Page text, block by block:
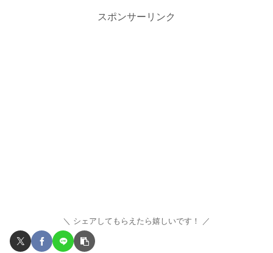
スポンサーリンク
シェアしてもらえたら嬉しいです！